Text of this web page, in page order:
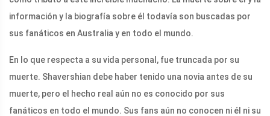
información y la biografía sobre él todavía son buscadas por
sus fanáticos en Australia y en todo el mundo.
En lo que respecta a su vida personal, fue truncada por su
muerte. Shavershian debe haber tenido una novia antes de su
muerte, pero el hecho real aún no es conocido por sus
fanáticos en todo el mundo. Sus fans aún no conocen ni él ni su